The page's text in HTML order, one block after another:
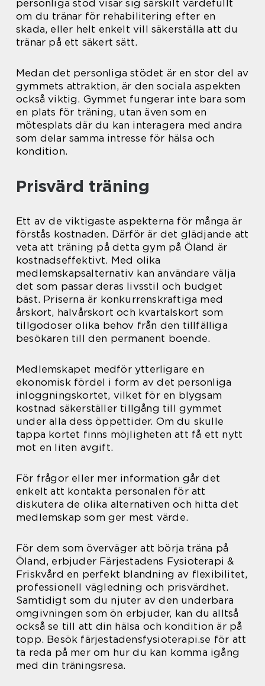
personliga stöd visar sig särskilt värdefullt
om du tränar för rehabilitering efter en
skada, eller helt enkelt vill säkerställa att du
tränar på ett säkert sätt.
Medan det personliga stödet är en stor del av
gymmets attraktion, är den sociala aspekten
också viktig. Gymmet fungerar inte bara som
en plats för träning, utan även som en
mötesplats där du kan interagera med andra
som delar samma intresse för hälsa och
kondition.
Prisvärd träning
Ett av de viktigaste aspekterna för många är
förstås kostnaden. Därför är det glädjande att
veta att träning på detta gym på Öland är
kostnadseffektivt. Med olika
medlemskapsalternativ kan användare välja
det som passar deras livsstil och budget
bäst. Priserna är konkurrenskraftiga med
årskort, halvårskort och kvartalskort som
tillgodoser olika behov från den tillfälliga
besökaren till den permanent boende.
Medlemskapet medför ytterligare en
ekonomisk fördel i form av det personliga
inloggningskortet, vilket för en blygsam
kostnad säkerställer tillgång till gymmet
under alla dess öppettider. Om du skulle
tappa kortet finns möjligheten att få ett nytt
mot en liten avgift.
För frågor eller mer information går det
enkelt att kontakta personalen för att
diskutera de olika alternativen och hitta det
medlemskap som ger mest värde.
För dem som överväger att börja träna på
Öland, erbjuder Färjestadens Fysioterapi &
Friskvård en perfekt blandning av flexibilitet,
professionell vägledning och prisvärdhet.
Samtidigt som du njuter av den underbara
omgivningen som ön erbjuder, kan du alltså
också se till att din hälsa och kondition är på
topp. Besök färjestadensfysioterapi.se för att
ta reda på mer om hur du kan komma igång
med din träningsresa.